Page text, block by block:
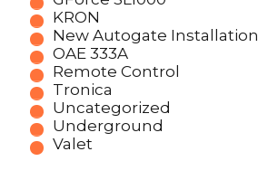
KRON
New Autogate Installation
OAE 333A
Remote Control
Tronica
Uncategorized
Underground
Valet